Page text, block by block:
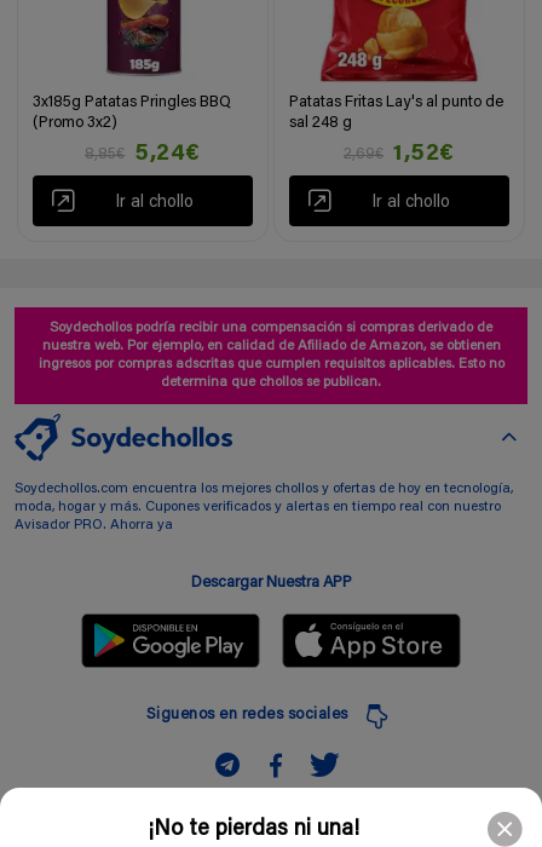
¡No te pierdas ni una!
3x185g Patatas Pringles BBQ
(Promo 3x2)
8,85€
5,24€
Ir al chollo
Patatas Fritas Lay's al punto de
sal 248 g
2,69€
1,52€
Ir al chollo
Soydechollos podría recibir una compensación si compras derivado de
nuestra web. Por ejemplo, en calidad de Afiliado de Amazon, se obtienen
ingresos por compras adscritas que cumplen requisitos aplicables. Esto no
determina que chollos se publican.
Soydechollos.com encuentra los mejores chollos y ofertas de hoy en tecnología,
moda, hogar y más. Cupones verificados y alertas en tiempo real con nuestro
Avisador PRO. Ahorra ya
Descargar Nuestra APP
Siguenos en redes sociales
Suscribir